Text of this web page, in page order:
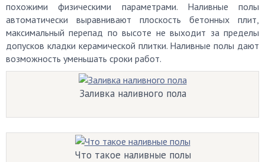
похожими физическими параметрами. Наливные полы
автоматически выравнивают плоскость бетонных плит,
максимальный перепад по высоте не выходит за пределы
допусков кладки керамической плитки. Наливные полы дают
возможность уменьшать сроки работ.
Заливка наливного пола
Что такое наливные полы